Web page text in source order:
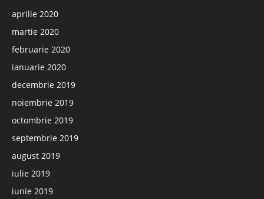
aprilie 2020
martie 2020
februarie 2020
ianuarie 2020
decembrie 2019
noiembrie 2019
octombrie 2019
septembrie 2019
august 2019
iulie 2019
iunie 2019